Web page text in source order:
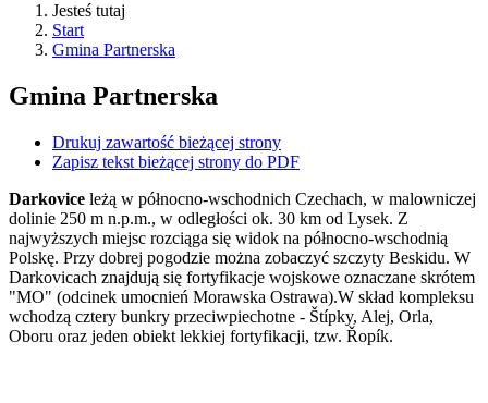
Jesteś tutaj
Start
Gmina Partnerska
Gmina Partnerska
Drukuj zawartość bieżącej strony
Zapisz tekst bieżącej strony do PDF
Darkovice leżą w północno-wschodnich Czechach, w malowniczej
dolinie 250 m n.p.m., w odległości ok. 30 km od Lysek. Z
najwyższych miejsc rozciąga się widok na północno-wschodnią
Polskę. Przy dobrej pogodzie można zobaczyć szczyty Beskidu. W
Darkovicach znajdują się fortyfikacje wojskowe oznaczane skrótem
"MO" (odcinek umocnień Morawska Ostrawa).W skład kompleksu
wchodzą cztery bunkry przeciwpiechotne - Štípky, Alej, Orla,
Oboru oraz jeden obiekt lekkiej fortyfikacji, tzw. Řopík.